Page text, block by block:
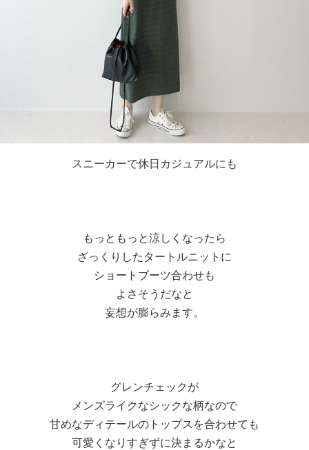
スニーカーで休日カジュアルにも
もっともっと涼しくなったら
ざっくりしたタートルニットに
ショートブーツ合わせも
よさそうだなと
妄想が膨らみます。
グレンチェックが
メンズライクなシックな柄なので
甘めなディテールのトップスを合わせても
可愛くなりすぎずに決まるかなと